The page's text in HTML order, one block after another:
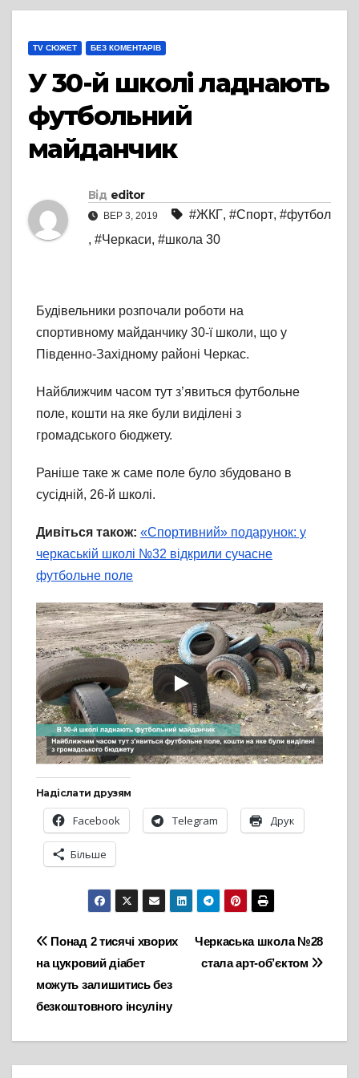
TV СЮЖЕТ БЕЗ КОМЕНТАРІВ
У 30-й школі ладнають
футбольний
майданчик
Від editor
ВЕР 3, 2019 #ЖКГ, #Спорт, #футбол
, #Черкаси, #школа 30
Будівельники розпочали роботи на
спортивному майданчику 30-ї школи, що у
Південно-Західному районі Черкас.
Найближчим часом тут з’явиться футбольне
поле, кошти на яке були виділені з
громадського бюджету.
Раніше таке ж саме поле було збудовано в
сусідній, 26-й школі.
Дивіться також: «Спортивний» подарунок: у
черкаській школі №32 відкрили сучасне
футбольне поле
Надіслати друзям
Facebook Telegram Друк
Більше
Навігація
записів
Черкаська школа №28
стала арт-об’єктом
Понад 2 тисячі хворих
на цукровий діабет
можуть залишитись без
безкоштовного інсуліну